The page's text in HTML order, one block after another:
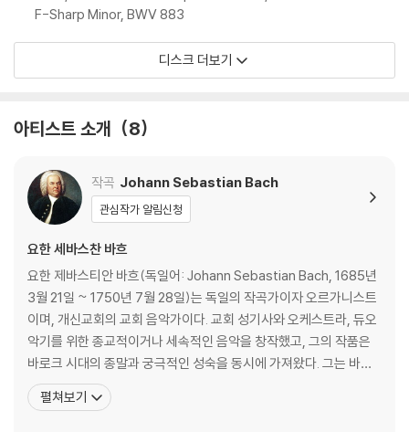
F-Sharp Minor, BWV 883
디스크 더보기
아티스트 소개 8
작곡 Johann Sebastian Bach
관심작가 알림신청
요한 세바스찬 바흐
요한 제바스티안 바흐(독일어: Johann Sebastian Bach, 1685년
3월 21일 ~ 1750년 7월 28일)는 독일의 작곡가이자 오르가니스트
이며, 개신교회의 교회 음악가이다. 교회 성기사와 오케스트라, 듀오
악기를 위한 종교적이거나 세속적인 음악을 창작했고, 그의 작품은
바로크 시대의 종말과 궁극적인 성숙을 동시에 가져왔다. 그는 바로
크 시대의 최후에 위치하는 대가로서, 일반적인 작품은 독일음악의
전통에 깊이 뿌리박고 있을 뿐 아니라, 그 위에 이탈리아나 프랑스의
펼쳐보기